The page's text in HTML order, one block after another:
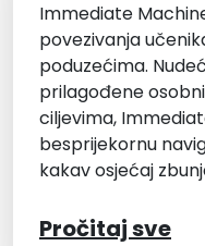
Immediate
povezivanja
poduzećima.
prilagođene
ciljevima,
besprijekornu
kakav osjećaj
Pročitaj sve